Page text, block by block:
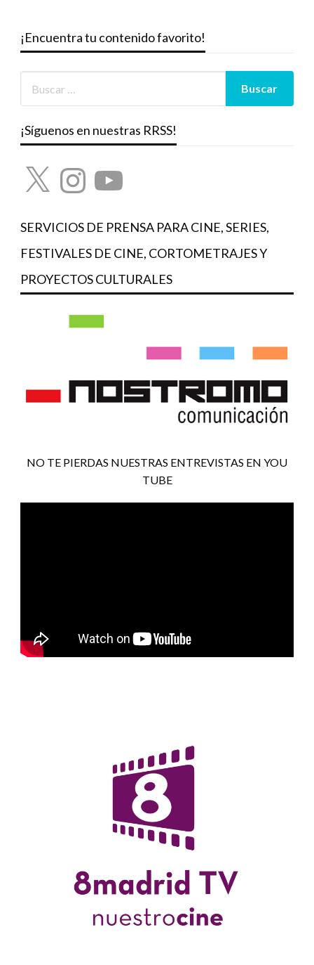
¡Encuentra tu contenido favorito!
¡Síguenos en nuestras RRSS!
X InstagramYouTube
SERVICIOS DE PRENSA PARA CINE, SERIES,
FESTIVALES DE CINE, CORTOMETRAJES Y
PROYECTOS CULTURALES
NO TE PIERDAS NUESTRAS ENTREVISTAS EN YOU
TUBE